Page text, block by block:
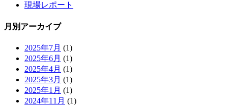
現場レポート
月別アーカイブ
2025年7月 (1)
2025年6月 (1)
2025年4月 (1)
2025年3月 (1)
2025年1月 (1)
2024年11月 (1)